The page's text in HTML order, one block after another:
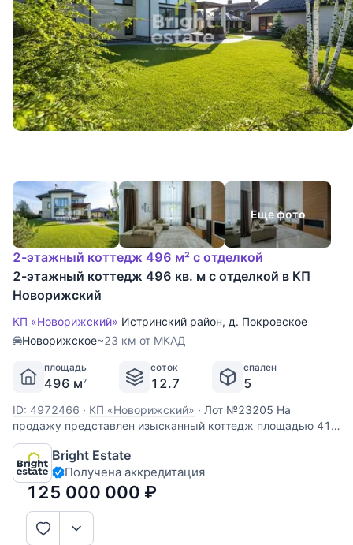
Еще фото
2-этажный коттедж 496 м² с отделкой
2-этажный коттедж 496 кв. м с отделкой в КП
Новорижский
КП «Новорижский» Истринский район, д. Покровское
Новорижское~23 км от МКАД
площадь
496 м2
соток
12.7
спален
5
ID: 4972466 · КП «Новорижский» · Лот №23205 На
продажу представлен изысканный коттедж площадью 410
кв.м в престижном коттеджном поселке Новорижский,
всего в 23 км от МКАД по Новорижскому шоссе —
идеальное сочетание уединения, статуса и комфорта. Дом
с качественной отделкой под
Bright Estate
Получена аккредитация
125 000 000 ₽